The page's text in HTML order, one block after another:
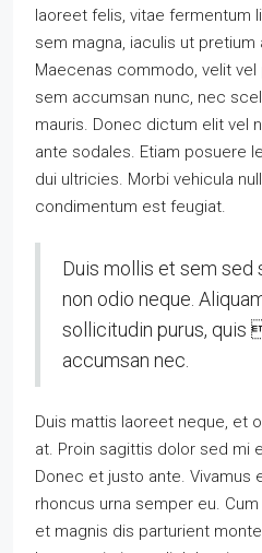
laoreet felis, vitae fermentum
sem magna, iaculis ut
Maecenas commodo, velit
sem accumsan nunc, nec
mauris. Donec dictum elit vel
ante sodales. Etiam posuere
dui ultricies. Morbi vehicula
condimentum est feugiat.
Duis mollis et sem sed
non odio neque.
sollicitudin purus, quis
accumsan nec.
Duis mattis laoreet neque, et
at. Proin sagittis dolor sed mi
Donec et justo ante. Vivamus
rhoncus urna semper eu.
et magnis dis parturient